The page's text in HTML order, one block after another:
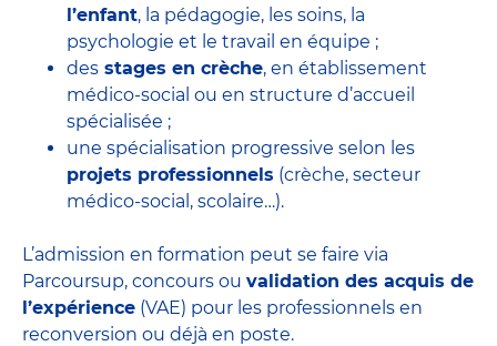
l’enfant, la pédagogie, les soins, la
psychologie et le travail en équipe ;
des stages en crèche, en établissement
médico-social ou en structure d’accueil
spécialisée ;
une spécialisation progressive selon les
projets professionnels (crèche, secteur
médico-social, scolaire…).
L’admission en formation peut se faire via
Parcoursup, concours ou validation des acquis de
l’expérience (VAE) pour les professionnels en
reconversion ou déjà en poste.